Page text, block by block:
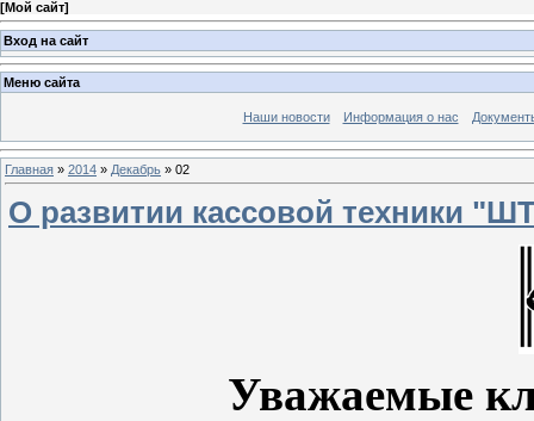
[Мой сайт]
Вход на сайт
Меню сайта
Наши новости Информация о нас
Главная » 2014 » Декабрь » 02
О развитии кассовой техники
Уважаемые